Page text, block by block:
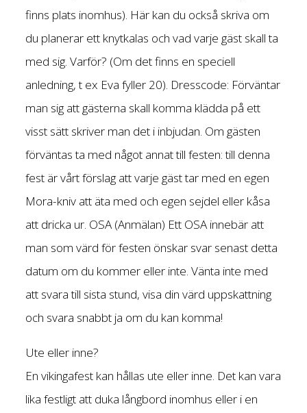
finns plats inomhus). Här kan du också skriva om
du planerar ett knytkalas och vad varje gäst skall ta
med sig. Varför? (Om det finns en speciell
anledning, t ex Eva fyller 20). Dresscode: Förväntar
man sig att gästerna skall komma klädda på ett
visst sätt skriver man det i inbjudan. Om gästen
förväntas ta med något annat till festen: till denna
fest är vårt förslag att varje gäst tar med en egen
Mora-kniv att äta med och egen sejdel eller kåsa
att dricka ur. OSA (Anmälan) Ett OSA innebär att
man som värd för festen önskar svar senast detta
datum om du kommer eller inte. Vänta inte med
att svara till sista stund, visa din värd uppskattning
och svara snabbt ja om du kan komma!
Ute eller inne?
En vikingafest kan hållas ute eller inne. Det kan vara
lika festligt att duka långbord inomhus eller i en